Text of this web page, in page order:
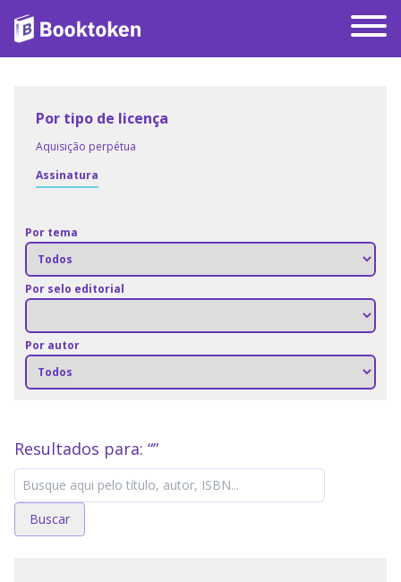
Por tipo de licença
Aquisição perpétua
Assinatura
Por tema
Por selo editorial
Por autor
Resultados para: “”
Buscar